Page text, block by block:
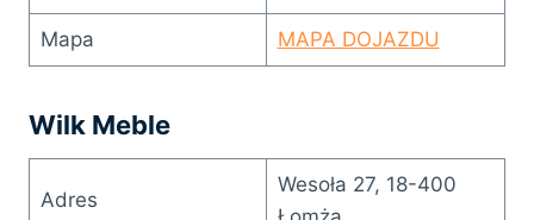
Mapa MAPA DOJAZDU
Wilk Meble
Adres
Wesoła 27, 18-400